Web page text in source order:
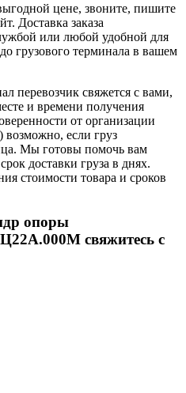
цене, звоните, пишите
Доставка заказа
или любой удобной для
грузового терминала в вашем
перевозчик свяжется с вами,
и времени получения
от организации
возможно, если груз
Мы готовы помочь вам
доставки груза в днях.
стоимости товара и сроков
опоры
свяжитесь с